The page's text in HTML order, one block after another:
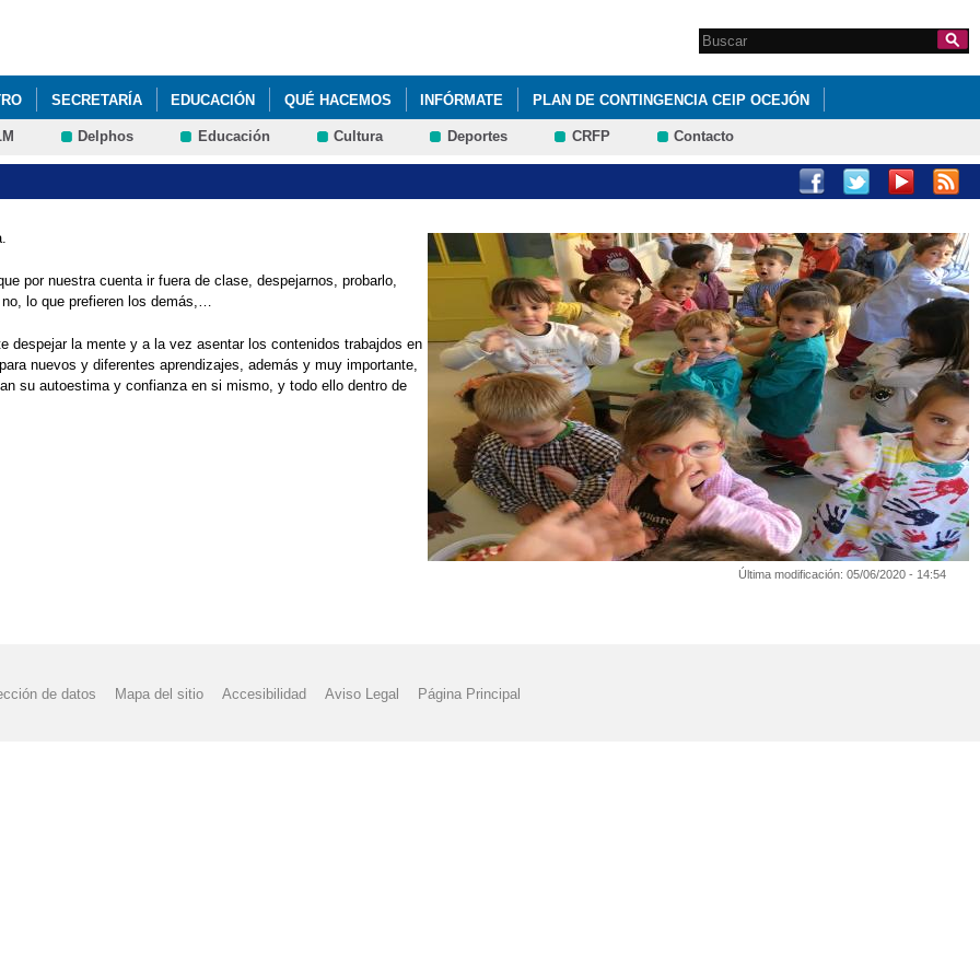
Formulario de
búsqueda
Search this site
SECRETARÍA EDUCACIÓN QUÉ HACEMOS INFÓRMATE PLAN DE CONTINGENCIA CEIP OCEJÓN
2020/2021
Delphos Educación Cultura Deportes CRFP Contacto
por nuestra cuenta ir fuera de clase, despejarnos, probarlo,
lo que prefieren los demás,…
despejar la mente y a la vez asentar los contenidos trabajdos en
nuevos y diferentes aprendizajes, además y muy importante,
su autoestima y confianza en si mismo, y todo ello dentro de
Última modificación: 05/06/2020 - 14:54
de datos Mapa del sitio Accesibilidad Aviso Legal Página Principal